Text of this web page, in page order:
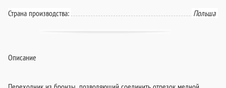
Страна производства:
Польша
Описание